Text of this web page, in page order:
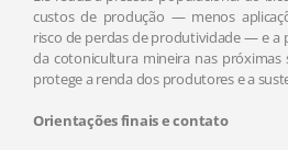
custos de produção — menos
risco de perdas de produtividade — e a
da cotonicultura mineira nas próximas
protege a renda dos produtores e a
​Orientações finais e contato